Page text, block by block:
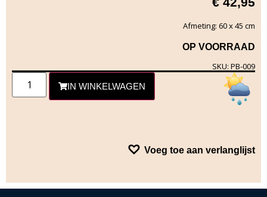
Afmeting: 60 x 45 cm
OP VOORRAAD
SKU: PB-009
IN WINKELWAGEN
Voeg toe aan verlanglijst